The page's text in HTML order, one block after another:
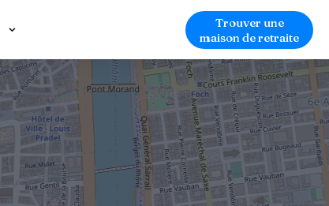
Trouver une
maison de retraite